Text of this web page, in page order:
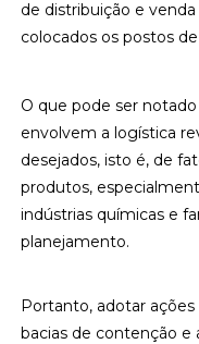
de distribuição e
colocados os postos
O que pode ser
envolvem a logística
desejados, isto é, de
produtos,
indústrias químicas e
planejamento.
Portanto, adotar
bacias de contenção e